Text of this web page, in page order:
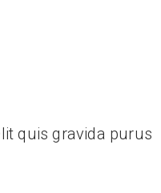
quis gravida purus